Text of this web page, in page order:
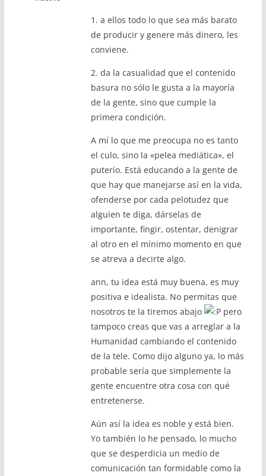
1. a ellos todo lo que sea más barato
de producir y genere más dinero, les
conviene.
2. da la casualidad que el contenido
basura no sólo le gusta a la mayoría
de la gente, sino que cumple la
primera condición.
A mí lo que me preocupa no es tanto
el culo, sino la «pelea mediática», el
puterío. Está educando a la gente de
que hay que manejarse así en la vida,
ofenderse por cada pelotudez que
alguien te diga, dárselas de
importante, fingir, ostentar, denigrar
al otro en el mínimo momento en que
se atreva a decirte algo.
ann, tu idea está muy buena, es muy
positiva e idealista. No permitas que
nosotros te la tiremos abajo
pero
tampoco creas que vas a arreglar a la
Humanidad cambiando el contenido
de la tele. Como dijo alguno ya, lo más
probable sería que simplemente la
gente encuentre otra cosa con qué
entretenerse.
Aún así la idea es noble y está bien.
Yo también lo he pensado, lo mucho
que se desperdicia un medio de
comunicación tan formidable como la